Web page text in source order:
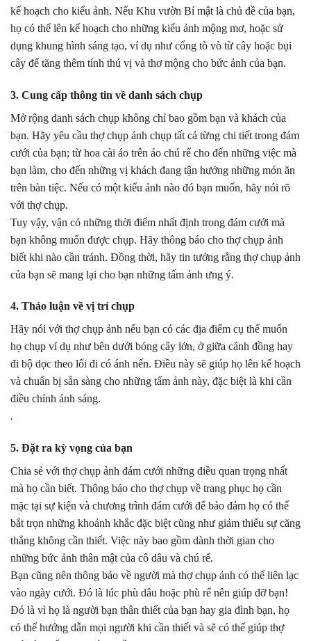
kế hoạch cho kiểu ảnh. Nếu Khu vườn Bí mật là chủ đề của bạn,
họ có thể lên kế hoạch cho những kiểu ảnh mộng mơ, hoặc sử
dụng khung hình sáng tạo, ví dụ như cổng tò vò từ cây hoặc bụi
cây để tăng thêm tính thú vị và thơ mộng cho bức ảnh của bạn.
3. Cung cấp thông tin về danh sách chụp
Mở rộng danh sách chụp không chỉ bao gồm bạn và khách của
bạn. Hãy yêu cầu thợ chụp ảnh chụp tất cả từng chi tiết trong đám
cưới của bạn; từ hoa cài áo trên áo chú rể cho đến những việc mà
bạn làm, cho đến những vị khách đang tận hưởng những món ăn
trên bàn tiệc. Nếu có một kiểu ảnh nào đó bạn muốn, hãy nói rõ
với thợ chụp.
Tuy vậy, vận có những thời điểm nhất định trong đám cưới mà
bạn không muốn được chụp. Hãy thông báo cho thợ chụp ảnh
biết khi nào cần tránh. Đồng thời, hãy tin tưởng rằng thợ chụp ảnh
của bạn sẽ mang lại cho bạn những tấm ảnh ưng ý.
4. Thảo luận về vị trí chụp
Hãy nói với thợ chụp ảnh nếu bạn có các địa điểm cụ thể muốn
họ chụp ví dụ như bên dưới bóng cây lớn, ở giữa cánh đồng hay
đi bộ dọc theo lối đi có ánh nến. Điều này sẽ giúp họ lên kế hoạch
và chuẩn bị sẵn sàng cho những tấm ảnh này, đặc biệt là khi cần
điều chỉnh ánh sáng.
.
5. Đặt ra kỳ vọng của bạn
Chia sẻ với thợ chụp ảnh đám cưới những điều quan trọng nhất
mà họ cần biết. Thông báo cho thợ chụp về trang phục họ cần
mặc tại sự kiện và chương trình đám cưới để bảo đảm họ có thể
bắt trọn những khoảnh khắc đặc biệt cũng như giảm thiểu sự căng
thẳng không cần thiết. Việc này bao gồm dành thời gian cho
những bức ảnh thân mật của cô dâu và chú rể.
Bạn cũng nên thông báo về người mà thợ chụp ảnh có thể liên lạc
vào ngày cưới. Đó là lúc phù dâu hoặc phù rể nên giúp đỡ bạn!
Đó là vì họ là người bạn thân thiết của bạn hay gia đình bạn, họ
có thể hướng dẫn mọi người khi cần thiết và sẽ có thể giúp thợ